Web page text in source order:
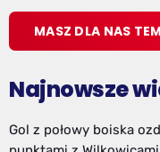
MASZ DLA NAS
Najnowsze
Gol z połowy boiska